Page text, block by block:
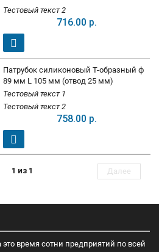
Тестовый текст 2
716.00 р.
Патрубок силиконовый Т-образный ф
89 мм L 105 мм (отвод 25 мм)
Тестовый текст 1
Тестовый текст 2
758.00 р.
1 из 1 Далее
время сотни предприятий по всей